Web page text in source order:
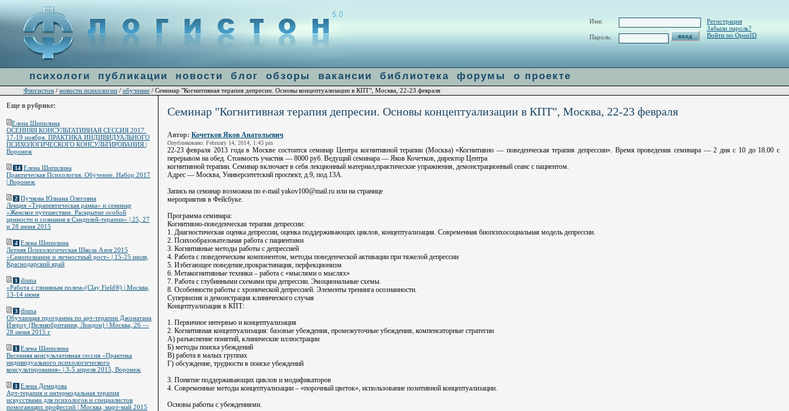
: file_get_contents(http://ulogin.ru/token.php?token=&host=flogiston.ru) [ ]: failed to open stream: Connection refused in
Семинар "Когнитивная терапия депресии. Основы концептуализации в КПТ", Москва, 22-23 февраля
Автор: Кочетков Яков Анатольевич
Опубликовано: February 14, 2014, 1:43 pm
22-23 февраля 2013 года в Москве состоится семинар Центра когнитивной терапии (Москва) «Когнитивно — поведенческая терапия депрессии». Время проведения семинара — 2 дня с 10 до 18.00 с
перерывом на обед. Стоимость участия — 8000 руб. Ведущий семинара — Яков Кочетков, директор Центра
когнитивной терапии. Семинар включает в себя лекционный материал,практические упражнения, демонстрационный сеанс с пациентом.
Адрес — Москва, Университетский проспект, д.9, под.13А.
Запись на семинар возможна по e-mail yakov100@mail.ru или на странице
мероприятия в Фейсбуке.
Программа семинара:
Когнитивно-поведенческая терапия депрессии:
1. Диагностическая оценка депрессии, оценка поддерживающих циклов, концептуализация. Современная биопсихосоциальная модель депрессии.
2. Психообразовательная работа с пациентами
3. Когнитивные методы работы с депрессией
4. Работа с поведенческим компонентом, методы поведенческой активации при тяжелой депрессии
5. Избегающее поведение,прокрастинация, перфекционизм
6. Метакогнитивные техники – работа с «мыслями о мыслях»
7. Работа с глубинными схемами при депрессии. Эмоциональные схемы.
8. Особенности работы с хронической депрессией. Элементы тренинга осознанности.
Супервизия и демонстрация клинического случая
Концептуализация в КПТ:
1. Первичное интервью и концептуализация
2. Когнитивная концептуализация: базовые убеждения, промежуточные убеждения, компенсаторные стратегии
А) разъяснение понятий, клинические иллюстрации
Б) методы поиска убеждений
В) работа в малых группах
Г) обсуждение, трудности в поиске убеждений
3. Понятие поддерживающих циклов и модификаторов
4. Современные методы концептуализации – «порочный цветок», использование позитивной концептуализации.
Основы работы с убеждениями.
Имя:
Пароль:
Регистрация
Забыли пароль?
Войти по OpenID
психологи публикации новости блог обзоры вакансии библиотека форумы о проекте
Флогистон / новости психологии / обучение / Семинар "Когнитивная терапия депресии. Основы концептуализации в КПТ", Москва, 22-23 февраля
Еще в рубрике:
Елена Шипилина
ОСЕННЯЯ КОНСУЛЬТАТИВНАЯ СЕССИЯ 2017.
17-19 ноября. ПРАКТИКА ИНДИВИДУАЛЬНОГО
ПСИХОЛОГИЧЕСКОГО КОНСУЛЬТИРОВАНИЯ |
Воронеж
14 Елена Шипилина
Практическая Психология. Обучение. Набор 2017
| Воронеж
2 Пучкова Юлиана Олеговна
Лекция «Терапевтическая рамка» и семинар
«Женское путешествие. Раскрытие особой
ценности и сознания в Сэндплей-терапии» | 25, 27
и 28 июня 2015
4 Елена Шипилина
Летняя Психологическая Школа Азов 2015
«Самопознание и личностный рост» | 15-25 июля,
Краснодарский край
1 disma
«Работа с глиняным полем»(Clay Field®) | Москва,
13-14 июня
3 disma
Обучающая программа по арт-терапии Джонатана
Изероу (Великобритания, Лондон) | Москва, 26 —
28 июня 2015 г
1 Елена Шипилина
Весенняя консультативная сессия «Практика
индивидуального психологического
консультирования» | 3-5 апреля 2015, Воронеж
1 Елена Демидова
Арт-терапия и интермодальная терапия
искусствами для психологов и специалистов
помогающих профессий | Москва, март-май 2015